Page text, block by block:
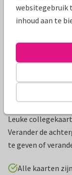
Leuke
Verander de
te geven of
Alle kaarten
websitegebruik
inhoud aan te